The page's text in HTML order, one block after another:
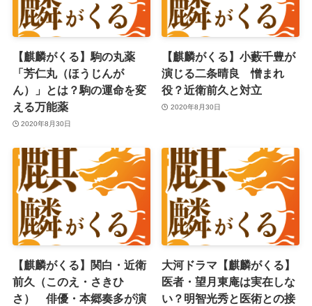
【麒麟がくる】駒の丸薬
「芳仁丸（ほうじんが
ん）」とは？駒の運命を変
える万能薬
2020年8月30日
【麒麟がくる】小藪千豊が
演じる二条晴良 憎まれ
役？近衛前久と対立
2020年8月30日
【麒麟がくる】関白・近衛
前久（このえ・さきひ
さ） 俳優・本郷奏多が演
大河ドラマ【麒麟がくる】
医者・望月東庵は実在しな
い？明智光秀と医術との接